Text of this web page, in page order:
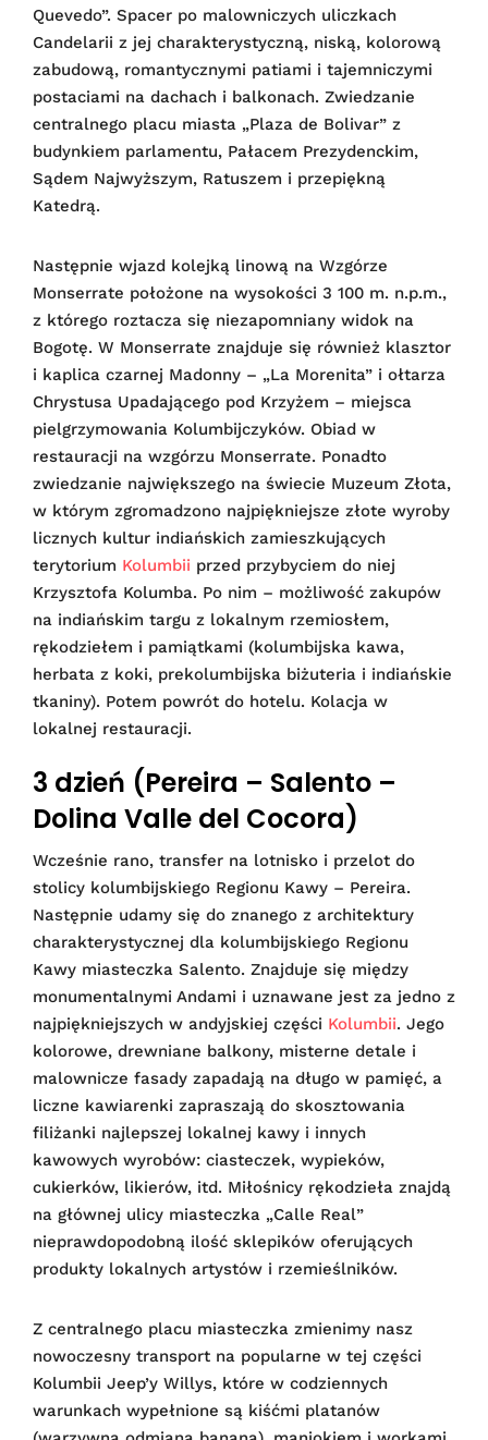
Quevedo”. Spacer po malowniczych uliczkach
Candelarii z jej charakterystyczną, niską, kolorową
zabudową, romantycznymi patiami i tajemniczymi
postaciami na dachach i balkonach. Zwiedzanie
centralnego placu miasta „Plaza de Bolivar” z
budynkiem parlamentu, Pałacem Prezydenckim,
Sądem Najwyższym, Ratuszem i przepiękną
Katedrą.
Następnie wjazd kolejką linową na Wzgórze
Monserrate położone na wysokości 3 100 m. n.p.m.,
z którego roztacza się niezapomniany widok na
Bogotę. W Monserrate znajduje się również klasztor
i kaplica czarnej Madonny – „La Morenita” i ołtarza
Chrystusa Upadającego pod Krzyżem – miejsca
pielgrzymowania Kolumbijczyków. Obiad w
restauracji na wzgórzu Monserrate. Ponadto
zwiedzanie największego na świecie Muzeum Złota,
w którym zgromadzono najpiękniejsze złote wyroby
licznych kultur indiańskich zamieszkujących
terytorium Kolumbii przed przybyciem do niej
Krzysztofa Kolumba. Po nim – możliwość zakupów
na indiańskim targu z lokalnym rzemiosłem,
rękodziełem i pamiątkami (kolumbijska kawa,
herbata z koki, prekolumbijska biżuteria i indiańskie
tkaniny). Potem powrót do hotelu. Kolacja w
lokalnej restauracji.
3 dzień (Pereira – Salento –
Dolina Valle del Cocora)
Wcześnie rano, transfer na lotnisko i przelot do
stolicy kolumbijskiego Regionu Kawy – Pereira.
Następnie udamy się do znanego z architektury
charakterystycznej dla kolumbijskiego Regionu
Kawy miasteczka Salento. Znajduje się między
monumentalnymi Andami i uznawane jest za jedno z
najpiękniejszych w andyjskiej części Kolumbii. Jego
kolorowe, drewniane balkony, misterne detale i
malownicze fasady zapadają na długo w pamięć, a
liczne kawiarenki zapraszają do skosztowania
filiżanki najlepszej lokalnej kawy i innych
kawowych wyrobów: ciasteczek, wypieków,
cukierków, likierów, itd. Miłośnicy rękodzieła znajdą
na głównej ulicy miasteczka „Calle Real”
nieprawdopodobną ilość sklepików oferujących
produkty lokalnych artystów i rzemieślników.
Z centralnego placu miasteczka zmienimy nasz
nowoczesny transport na popularne w tej części
Kolumbii Jeep’y Willys, które w codziennych
warunkach wypełnione są kiśćmi platanów